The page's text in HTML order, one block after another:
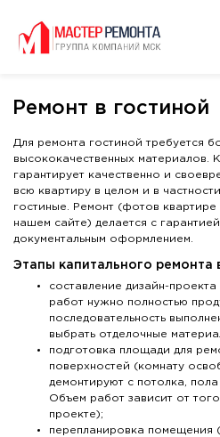
Ремонт в гостиной
Для ремонта гостиной требуется
высококачественных материалов.
гарантирует качественно и
всю квартиру в целом и в
гостиные. Ремонт (фотов
нашем сайте) делается с
документальным оформлением.
Этапы капитального ремонта
составление дизайн-
работ нужно полностью
последовательность
выбрать отделочные
подготовка площади для
поверхностей (комнату
демонтируют с потолка,
Объем работ зависит от
проекте);
перепланировка помещения